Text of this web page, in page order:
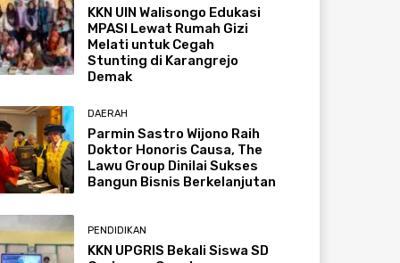
KKN UIN Walisongo Edukasi
MPASI Lewat Rumah Gizi
Melati untuk Cegah
Stunting di Karangrejo
Demak
DAERAH
Parmin Sastro Wijono Raih
Doktor Honoris Causa, The
Lawu Group Dinilai Sukses
Bangun Bisnis Berkelanjutan
PENDIDIKAN
KKN UPGRIS Bekali Siswa SD